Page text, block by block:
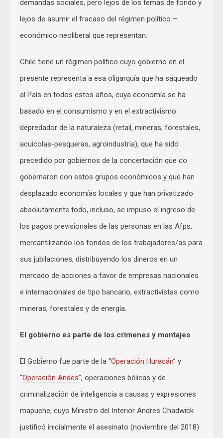
demandas sociales, pero lejos de los temas de fondo y
lejos de asumir el fracaso del régimen político –
económico neoliberal que representan.
Chile tiene un régimen político cuyo gobierno en el
presente representa a esa oligarquía que ha saqueado
al País en todos estos años, cuya economía se ha
basado en el consumismo y en el extractivismo
depredador de la naturaleza (retail, mineras, forestales,
acuicolas-pesqueras, agroindustria), que ha sido
precedido por gobiernos de la concertación que co
gobernaron con estos grupos económicos y que han
desplazado economías locales y que han privatizado
absolutamente todo, incluso, se impuso el ingreso de
los pagos previsionales de las personas en las Afps,
mercantilizando los fondos de los trabajadores/as para
sus jubilaciones, distribuyendo los dineros en un
mercado de acciones a favor de empresas nacionales
e internacionales de tipo bancario, extractivistas como
mineras, forestales y de energía.
El gobierno es parte de los crímenes y montajes
El Gobierno fue parte de la “Operación Huracán” y
“Operación Andes”, operaciones bélicas y de
criminalización de inteligencia a causas y expresiones
mapuche, cuyo Ministro del Interior Andres Chadwick
justificó inicialmente el asesinato (noviembre del 2018)